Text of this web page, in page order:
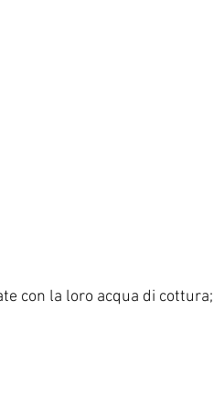
con la loro acqua di cottura;